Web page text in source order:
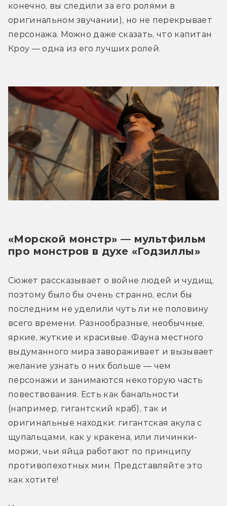
конечно, вы следили за его ролями в
оригинальном звучании), но не перекрывает
персонажа. Можно даже сказать, что капитан
Кроу — одна из его лучших ролей.
«Морской монстр» — мультфильм
про монстров в духе «Годзиллы»
Сюжет рассказывает о войне людей и чудищ,
поэтому было бы очень странно, если бы
последним не уделили чуть ли не половину
всего времени. Разнообразные, необычные,
яркие, жуткие и красивые. Фауна местного
выдуманного мира завораживает и вызывает
желание узнать о них больше — чем
персонажи и занимаются некоторую часть
повествования. Есть как банальности
(например, гигантский краб), так и
оригинальные находки: гигантская акула с
щупальцами, как у кракена, или личинки-
моржи, чьи яйца работают по принципу
противопехотных мин. Представляйте это
как хотите!